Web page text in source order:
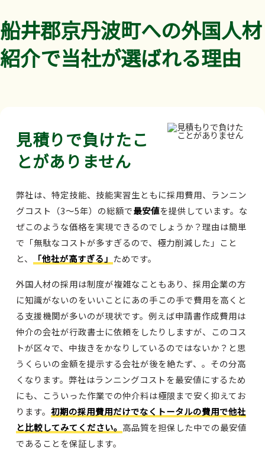
船井郡京丹波町への外国人材
紹介で当社が選ばれる理由
見積りで負けたこ
とがありません
弊社は、特定技能、技能実習生ともに採用費用、ランニン
グコスト（3～5年）の総額で最安値を提供しています。な
ぜこのような価格を実現できるのでしょうか？理由は簡単
で「無駄なコストが多すぎるので、極力削減した」こと
と、
「他社が高すぎる」 ためです。
外国人材の採用は制度が複雑なこともあり、採用企業の方
に知識がないのをいいことにあの手この手で費用を高くと
る支援機関が多いのが現状です。例えば申請書作成費用は
仲介の会社が行政書士に依頼をしたりしますが、このコス
トが区々で、中抜きをかなりしているのではないか？と思
うくらいの金額を提示する会社が後を絶たず、。その分高
くなります。弊社はランニングコストを最安値にするため
にも、こういった作業での仲介料は極限まで安く抑えてお
ります。 初期の採用費用だけでなくトータルの費用で他社
と比較してみてください。 高品質を担保した中での最安値
であることを保証します。